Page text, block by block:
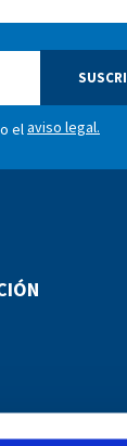
elaviso legal.